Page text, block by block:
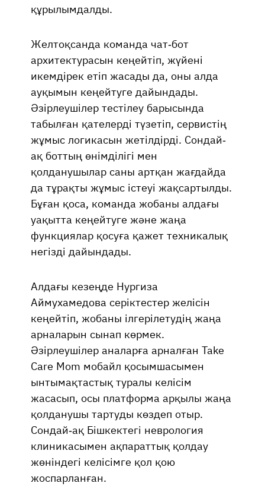
құрылымдалды.
Желтоқсанда команда чат-бот
архитектурасын кеңейтіп, жүйені
икемдірек етіп жасады да, оны алда
ауқымын кеңейтуге дайындады.
Әзірлеушілер тестілеу барысында
табылған қателерді түзетіп, сервистің
жұмыс логикасын жетілдірді. Сондай-
ақ боттың өнімділігі мен
қолданушылар саны артқан жағдайда
да тұрақты жұмыс істеуі жақсартылды.
Бұған қоса, команда жобаны алдағы
уақытта кеңейтуге және жаңа
функциялар қосуға қажет техникалық
негізді дайындады.
Алдағы кезеңде Нургиза
Аймухамедова серіктестер желісін
кеңейтіп, жобаны ілгерілетудің жаңа
арналарын сынап көрмек.
Әзірлеушілер аналарға арналған Take
Care Mom мобайл қосымшасымен
ынтымақтастық туралы келісім
жасасып, осы платформа арқылы жаңа
қолданушы тартуды көздеп отыр.
Сондай-ақ Бішкектегі неврология
клиникасымен ақпараттық қолдау
жөніндегі келісімге қол қою
жоспарланған.